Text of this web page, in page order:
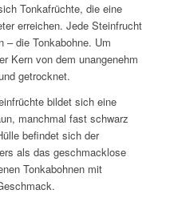
Tonkafrüchte, die eine
erreichen. Jede Steinfrucht
– die Tonkabohne. Um
Kern von dem unangenehm
getrocknet.
bildet sich eine
manchmal fast schwarz
befindet sich der
als das geschmacklose
Tonkabohnen mit